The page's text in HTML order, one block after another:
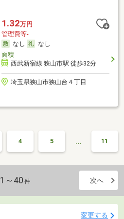
1.32万円
管理費等-
なし
なし
面積-
西武新宿線 狭山市駅 徒歩32分
埼玉県狭山市狭山台４丁目
4 5 … 11
1～40 件 次へ
変更する